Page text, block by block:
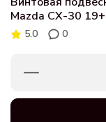
Mazda CX-30 19+
5.0 0